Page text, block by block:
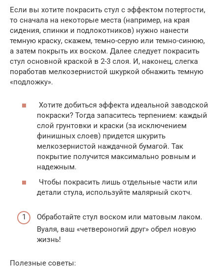
Если вы хотите покрасить стул с эффектом потертости,
то сначала на некоторые места (например, на края
сидения, спинки и подлокотников) нужно нанести
темную краску, скажем, темно-серую или темно-синюю,
а затем покрыть их воском. Далее следует покрасить
стул основной краской в 2-3 слоя. И, наконец, слегка
поработав мелкозернистой шкуркой обнажить темную
«подложку».
Хотите добиться эффекта идеальной заводской
покраски? Тогда запаситесь терпением: каждый
слой грунтовки и краски (за исключением
финишных слоев) придется шкурить
мелкозернистой наждачной бумагой. Так
покрытие получится максимально ровным и
надежным.
Чтобы покрасить лишь отдельные части или
детали стула, используйте малярный скотч.
Обработайте стул воском или матовым лаком.
Вуаля, ваш «четвероногий друг» обрел новую
жизнь!
Полезные советы: